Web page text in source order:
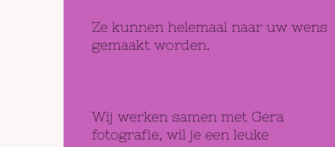
Ze kunnen helemaal naar uw wens
gemaakt worden.
Wij werken samen met Gera
fotografie, wil je een leuke